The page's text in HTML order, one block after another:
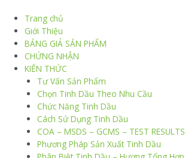
Trang chủ
Giới Thiệu
BẢNG GIÁ SẢN PHẨM
CHỨNG NHẬN
KIẾN THỨC
Tư Vấn Sản Phẩm
Chọn Tinh Dầu Theo Nhu Cầu
Chức Năng Tinh Dầu
Cách Sử Dụng Tinh Dầu
COA – MSDS – GCMS – TEST RESULTS
Phương Pháp Sản Xuất Tinh Dầu